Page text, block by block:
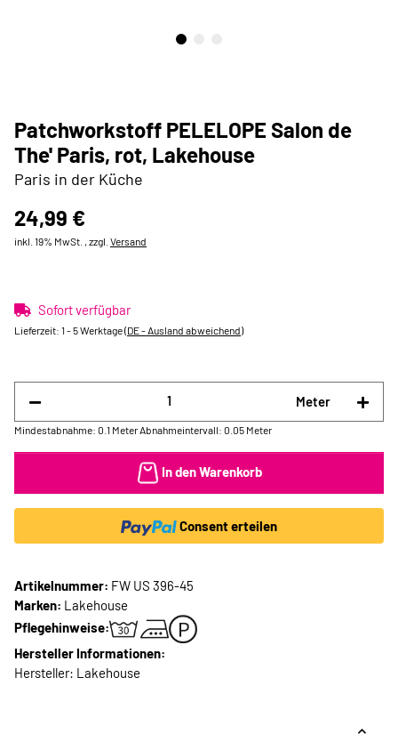
Patchworkstoff PELELOPE Salon de
The' Paris, rot, Lakehouse
Paris in der Küche
24,99 €
inkl. 19% MwSt. , zzgl. Versand
Sofort verfügbar
Lieferzeit: 1 - 5 Werktage(DE - Ausland abweichend)
Meter
Mindestabnahme: 0.1 Meter Abnahmeintervall: 0.05 Meter
In den Warenkorb
Consent erteilen
Artikelnummer: FW US 396-45
Marken: Lakehouse
Pflegehinweise:
Hersteller Informationen:
Hersteller: Lakehouse